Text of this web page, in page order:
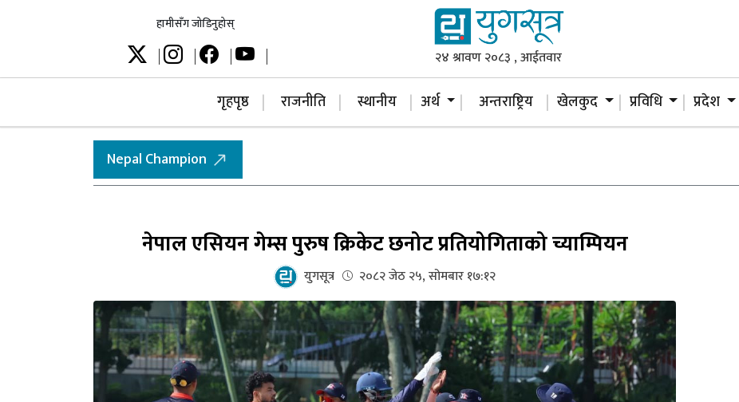
हामीसँग जोडिनुहोस्
२४ श्रावण २०८३ , आईतवार
गृहपृष्ठ राजनीति स्थानीय अर्थ अन्तराष्ट्रिय खेलकुद प्रविधि प्रदेश
Nepal Champion
नेपाल एसियन गेम्स पुरुष क्रिकेट छनोट प्रतियोगिताको च्याम्पियन
युगसूत्र २०८२ जेठ २५, सोमबार १७:१२